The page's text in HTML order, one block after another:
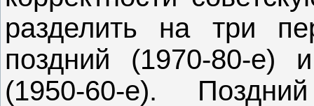
разделить на три
поздний (1970-80-е)
(1950-60-е).